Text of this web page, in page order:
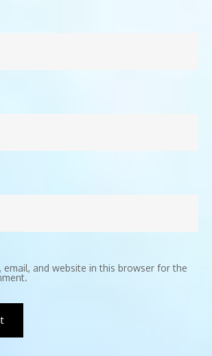
email, and website in this browser for the